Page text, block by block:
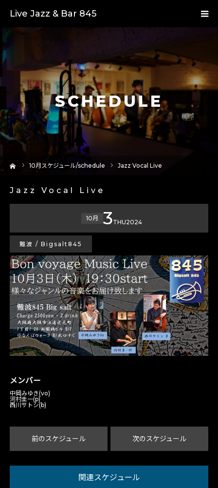
Live Jazz & Bar 845
SCHEDULE
10月スケジュール/schedule Jazz Vocal Live
Jazz Vocal Live
10月 3THU2024
難波 / Bigsalt845
メンバー
中岡みゆき(vo)
河村圭一(p)
西川サトシ(b)
前のスケジュール 次のスケジュール
関連スケジュール